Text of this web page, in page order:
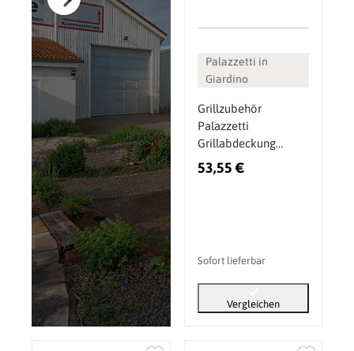
Palazzetti in
Giardino
Grillzubehör
Palazzetti
Grillabdeckung
100x165xh220 cm
53,55 €
Sofort lieferbar
Vergleichen